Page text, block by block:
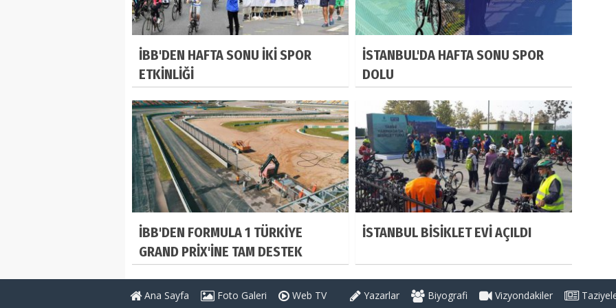
İBB'DEN HAFTA SONU İKİ SPOR
ETKİNLİĞİ
İSTANBUL'DA HAFTA SONU SPOR
DOLU
İBB'DEN FORMULA 1 TÜRKİYE
GRAND PRİX'İNE TAM DESTEK
İSTANBUL BİSİKLET EVİ AÇILDI
Ana Sayfa Foto Galeri Web TV Yazarlar Biyografi Vizyondakiler